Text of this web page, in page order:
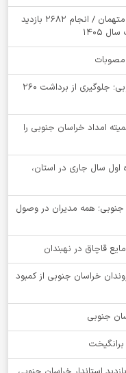
خراسان جنوبی رتبه اول کشور در پذیرش توبه متهمان / انجام ۲۶۸۲ بازدید
1405
مصوبات
انسداد ۳۴ حلقه چاه غیرمجاز در خراسان جنوبی؛ جلوگیری از برداشت ۲۶۰
۵ هزار مددجوی کمیته امداد خراسان جنوبی را
اول سال جاری در استان،
جنوبی؛ همه مدیران در وصول
خراسان جنوبی از کمبود
برانگیخت